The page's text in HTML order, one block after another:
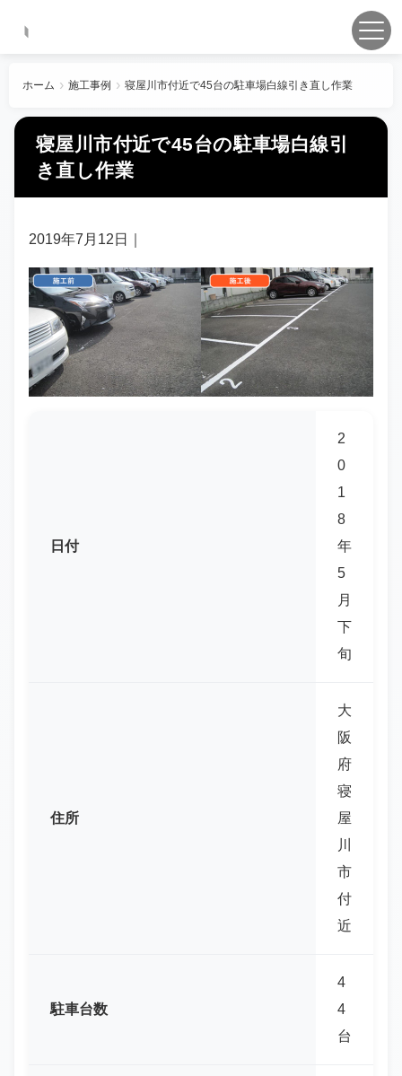
ホーム 施工事例 寝屋川市付近で45台の駐車場白線引き直し作業
寝屋川市付近で45台の駐車場白線引
き直し作業
2019年7月12日
日付
2
0
1
8
年
5
月
下
旬
住所
大
阪
府
寝
屋
川
市
付
近
駐車台数
4
4
台